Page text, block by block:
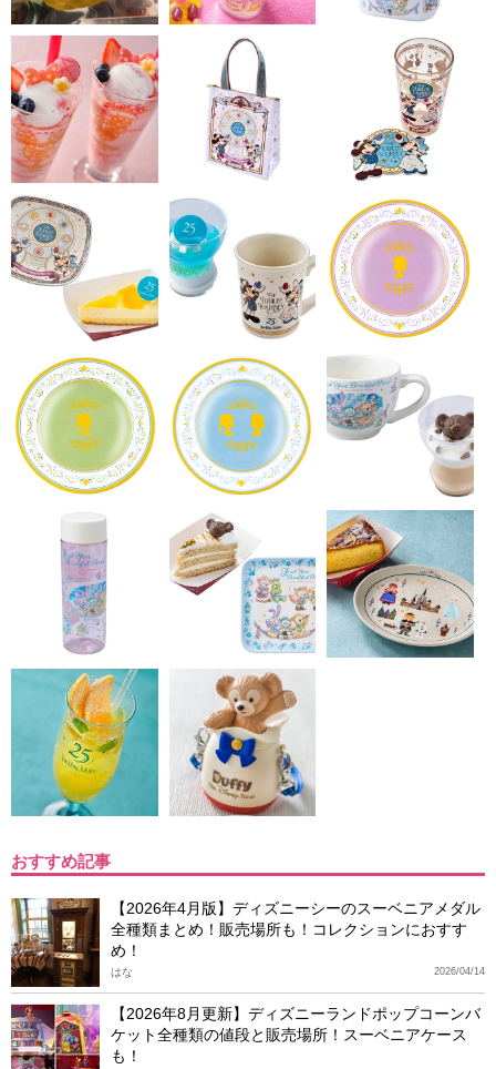
おすすめ記事
【2026年4月版】ディズニーシーのスーベニアメダル
全種類まとめ！販売場所も！コレクションにおすす
め！
2026/04/14
はな
【2026年8月更新】ディズニーランドポップコーンバ
ケット全種類の値段と販売場所！スーベニアケース
も！